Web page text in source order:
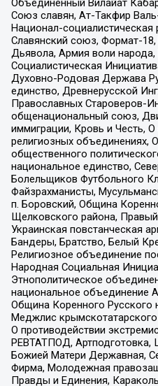
Объединенный Вилайат
Союз славян, Ат-Такфир
Национал-социалистическая
Славянский союз, Формат-
Дьявола, Армия воли народа,
Социалистическая
Духовно-Родовая Держава
единство, Древнерусской
Православных Староверов-
общенациональный союз,
иммиграции, Кровь и Честь,
религиозных объединениях,
общественного
национальное единство,
Болельщиков Футбольного
Файзрахманисты,
п. Боровский, Община
Щелковского района,
Украинская повстанческая
Бандеры, Братство, Белый
Религиозное объединение
Народная Социальная
Этнополитическое
национальное объединение
Община Коренного Русского
Меджлис
О противодействии
РЕВТАТПОД, Артподготовка,
Божией Матери Державная,
Фирма, Молодежная
Правды и Единения,